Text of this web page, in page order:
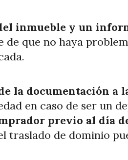
inmueble y un
de que no haya
la documentación a
en caso de ser un
previo al día
traslado de dominio